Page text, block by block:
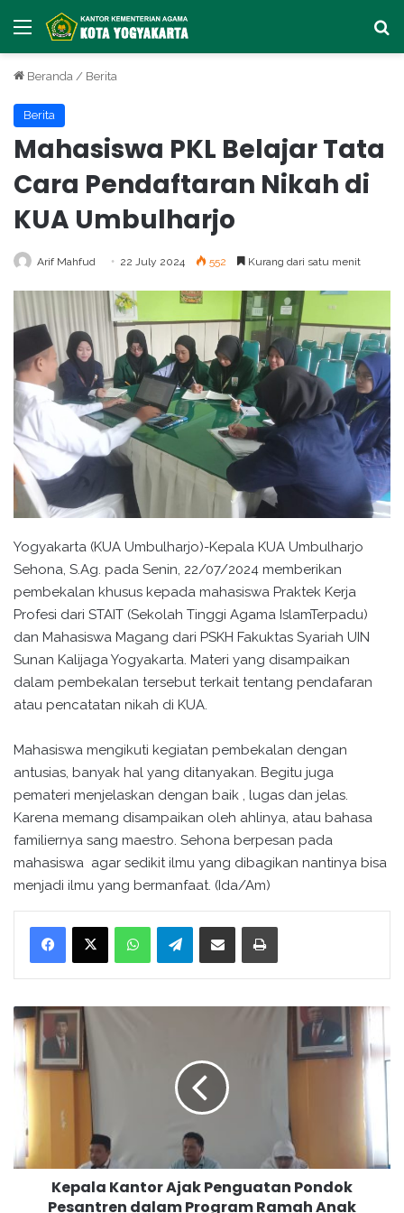
Menu
Beranda / Berita
Berita
Mahasiswa PKL Belajar Tata
Cara Pendaftaran Nikah di
KUA Umbulharjo
Arif Mahfud 22 July 2024 552 Kurang dari satu menit
Yogyakarta (KUA Umbulharjo)-Kepala KUA Umbulharjo
Sehona, S.Ag. pada Senin, 22/07/2024 memberikan
pembekalan khusus kepada mahasiswa Praktek Kerja
Profesi dari STAIT (Sekolah Tinggi Agama IslamTerpadu)
dan Mahasiswa Magang dari PSKH Fakuktas Syariah UIN
Sunan Kalijaga Yogyakarta. Materi yang disampaikan
dalam pembekalan tersebut terkait tentang pendafaran
atau pencatatan nikah di KUA.
Mahasiswa mengikuti kegiatan pembekalan dengan
antusias, banyak hal yang ditanyakan. Begitu juga
pemateri menjelaskan dengan baik , lugas dan jelas.
Karena memang disampaikan oleh ahlinya, atau bahasa
familiernya sang maestro. Sehona berpesan pada
mahasiswa agar sedikit ilmu yang dibagikan nantinya bisa
menjadi ilmu yang bermanfaat. (Ida/Am)
WhatsApp Telegram
K
e
a
n
Kepala Kantor Ajak Penguatan Pondok
Pesantren dalam Program Ramah Anak